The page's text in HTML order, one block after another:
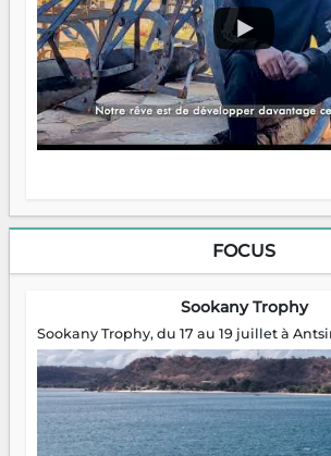
FOCUS
Sookany Trophy
Sookany Trophy, du 17 au 19 juillet à